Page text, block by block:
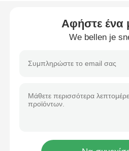
Βαριά δομή χάλυβα
Γέφυρα από χάλυβα
γραφείο δομής χάλυβα
Αφήστε ένα
We bellen je